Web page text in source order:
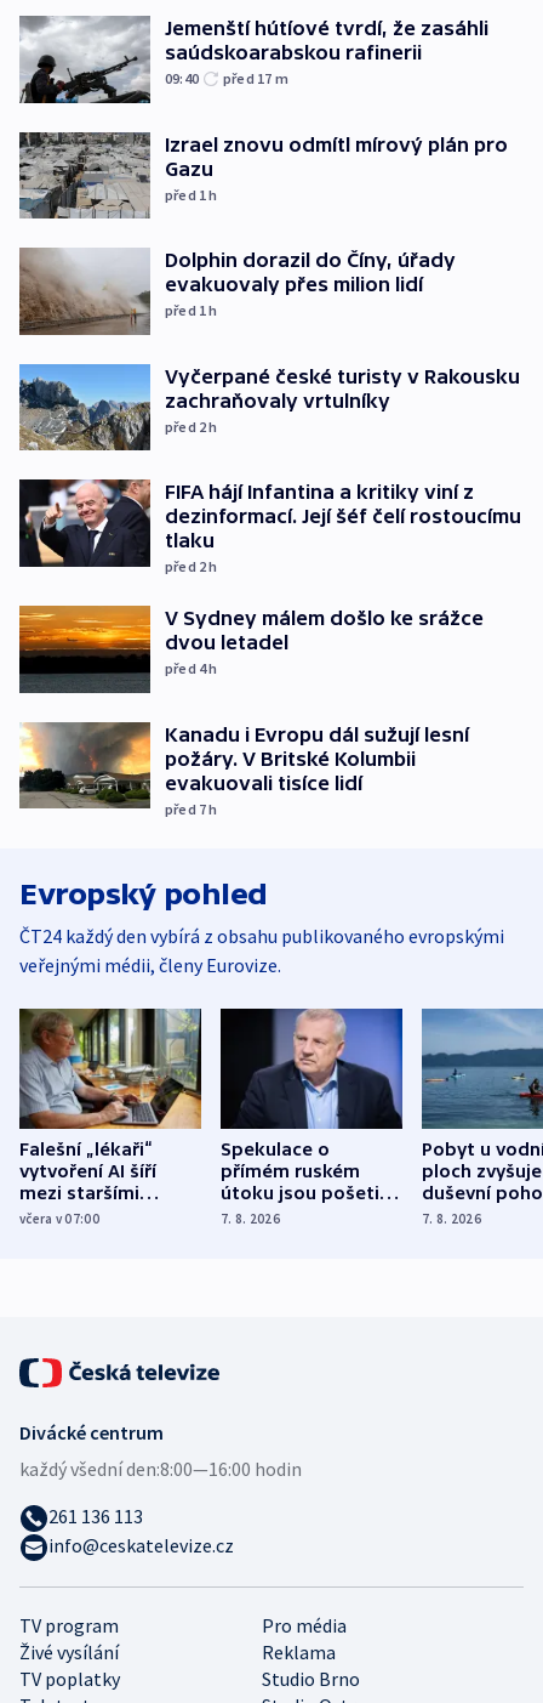
Jemenští hútíové tvrdí, že zasáhli
saúdskoarabskou rafinerii
09:40 před 17 m
Izrael znovu odmítl mírový plán pro
Gazu
před 1h
Dolphin dorazil do Číny, úřady
evakuovaly přes milion lidí
před 1h
Vyčerpané české turisty v Rakousku
zachraňovaly vrtulníky
před 2h
FIFA hájí Infantina a kritiky viní z
dezinformací. Její šéf čelí rostoucímu
tlaku
před 2h
V Sydney málem došlo ke srážce
dvou letadel
před 4h
Kanadu i Evropu dál sužují lesní
požáry. V Britské Kolumbii
evakuovali tisíce lidí
před 7h
Evropský pohled
ČT24 každý den vybírá z obsahu publikovaného evropskými
veřejnými médii, členy Eurovize.
Falešní „lékaři“
vytvoření AI šíří
mezi staršími
Poláky nebezpečné
včera v 07:00
Spekulace o
přímém ruském
útoku jsou pošetilé,
míní estonský
7. 8. 2026
Pobyt u
ploch zvyšuje
duševní
ukázala
7. 8. 2026
TV program
Pro média
Živé vysílání
Reklama
TV poplatky
Studio Brno
Divácké centrum
každý všední den:8:00—16:00 hodin
261 136 113
info@ceskatelevize.cz